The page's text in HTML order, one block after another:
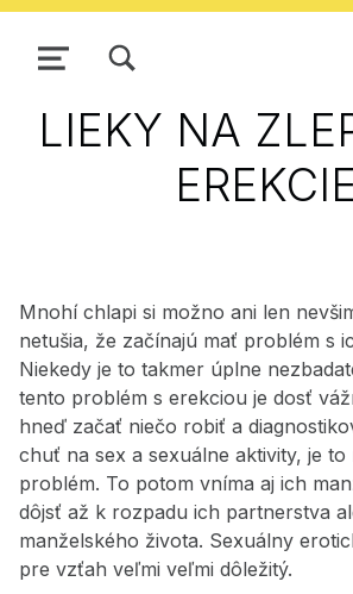
NAVIGÁCIA
LIEKY NA
Mnohí chlapi si možno ani len
netušia, že začínajú mať problém s
Niekedy je to takmer úplne
tento problém s erekciou je dosť
hneď začať niečo robiť a
chuť na sex a sexuálne aktivity, je
problém. To potom vníma aj ich
dôjsť až k rozpadu ich partnerstva
manželského života. Sexuálny
pre vzťah veľmi veľmi dôležitý.